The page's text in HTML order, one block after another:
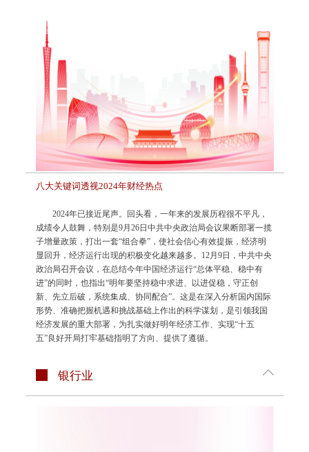
八大关键词透视2024年财经热点
2024年已接近尾声。回头看，一年来的发展历程很不平凡，
成绩令人鼓舞，特别是9月26日中共中央政治局会议果断部署一揽
子增量政策，打出一套“组合拳”，使社会信心有效提振，经济明
显回升，经济运行出现的积极变化越来越多。12月9日，中共中央
政治局召开会议，在总结今年中国经济运行“总体平稳、稳中有
进”的同时，也指出“明年要坚持稳中求进、以进促稳，守正创
新、先立后破，系统集成、协同配合”。这是在深入分析国内国际
形势、准确把握机遇和挑战基础上作出的科学谋划，是引领我国
经济发展的重大部署，为扎实做好明年经济工作、实现“十五
五”良好开局打牢基础指明了方向、提供了遵循。
银行业